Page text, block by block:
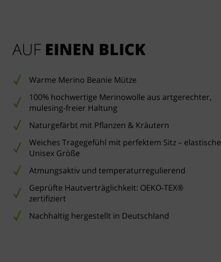
AUF EINEN BLICK
Warme Merino Beanie Mütze
100% hochwertige Merinowolle aus artgerechter,
mulesing-freier Haltung
Naturgefärbt mit Pflanzen & Kräutern
Weiches Tragegefühl mit perfektem Sitz – elastische
Unisex Größe
Atmungsaktiv und temperaturregulierend
Geprüfte Hautverträglichkeit: OEKO-TEX®
zertifiziert
Nachhaltig hergestellt in Deutschland